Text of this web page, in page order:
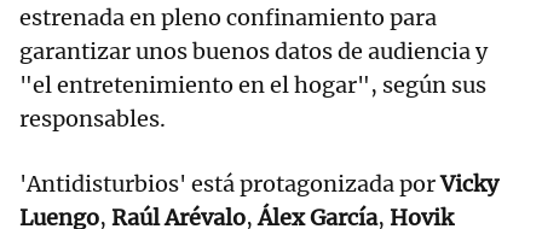
estrenada en pleno confinamiento para
garantizar unos buenos datos de audiencia y
"el entretenimiento en el hogar", según sus
responsables.
'Antidisturbios' está protagonizada porVicky
Luengo, Raúl Arévalo,Álex García, Hovik